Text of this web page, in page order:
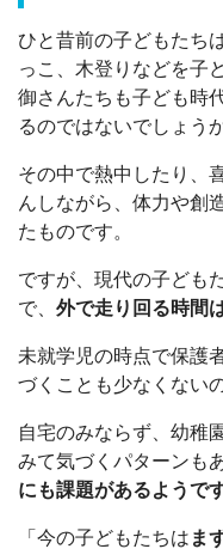
ひと昔前の子どもたち
っこ、木登りなどを子
御さんたちも子ども時
るのではないでしょうか
その中で熱中したり、
んしながら、体力や創
たものです。
ですが、現代の子ども
で、 外で走り回る時間
未就学児の時点で保護
づくことも少なくない
自宅のみならず、幼稚
みて気づくパターンも
にも課題があるようです
「今の子どもたちは ま